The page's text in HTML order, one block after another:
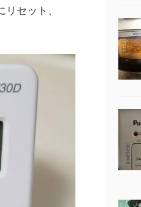
セット、